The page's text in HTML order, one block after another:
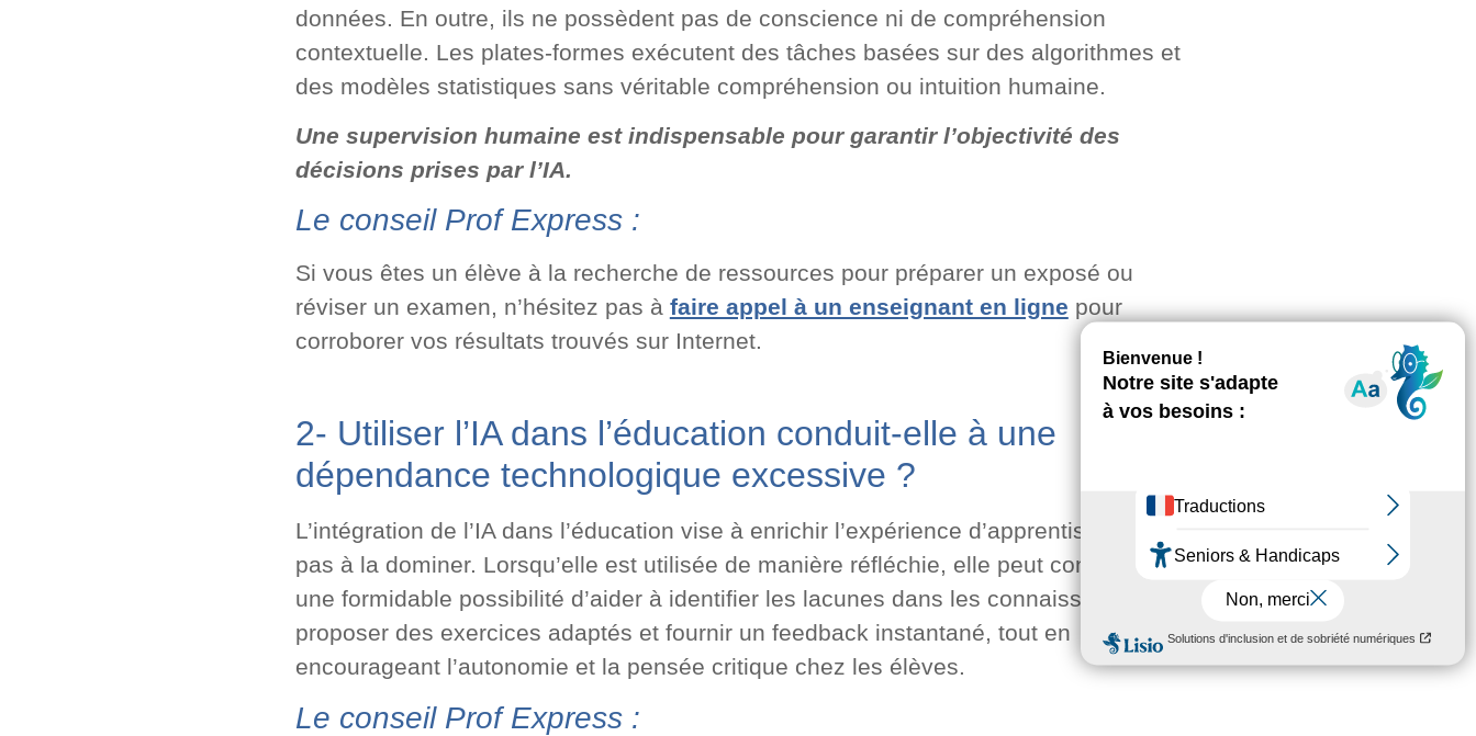
données. En outre, ils ne possèdent pas de conscience ni de compréhension
contextuelle. Les plates-formes exécutent des tâches basées sur des algorithmes et
des modèles statistiques sans véritable compréhension ou intuition humaine.
Une supervision humaine est indispensable pour garantir l’objectivité des
décisions prises par l’IA.
Le conseil Prof Express :
Si vous êtes un élève à la recherche de ressources pour préparer un exposé ou
réviser un examen, n’hésitez pas à faire appel à un enseignant en ligne pour
corroborer vos résultats trouvés sur Internet.
2- Utiliser l’IA dans l’éducation conduit-elle à une
dépendance technologique excessive ?
L’intégration de l’IA dans l’éducation vise à enrichir l’expérience d’apprentissage,
pas à la dominer. Lorsqu’elle est utilisée de manière réfléchie, elle peut constituer
une formidable possibilité d’aider à identifier les lacunes dans les connaissances,
proposer des exercices adaptés et fournir un feedback instantané, tout en
encourageant l’autonomie et la pensée critique chez les élèves.
Le conseil Prof Express :